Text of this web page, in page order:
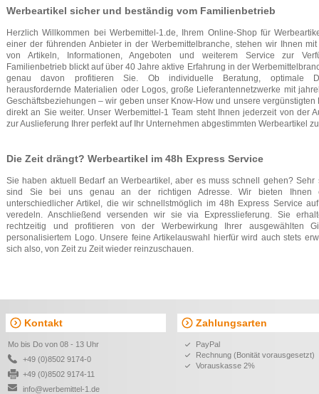
Werbeartikel sicher und beständig vom Familienbetrieb
Herzlich Willkommen bei Werbemittel-1.de, Ihrem Online-Shop für
einer der führenden Anbieter in der Werbemittelbranche, stehen wir Ihnen
von Artikeln, Informationen, Angeboten und weiterem Service zur
Familienbetrieb blickt auf über 40 Jahre aktive Erfahrung in der
genau davon profitieren Sie. Ob individuelle Beratung, optimale
herausfordernde Materialien oder Logos, große Lieferantennetzwerke mit
Geschäftsbeziehungen – wir geben unser Know-How und unsere vergünstigten
direkt an Sie weiter. Unser Werbemittel-1 Team steht Ihnen jederzeit von der
zur Auslieferung Ihrer perfekt auf Ihr Unternehmen abgestimmten Werbeartikel
Die Zeit drängt? Werbeartikel im 48h Express Service
Sie haben aktuell Bedarf an Werbeartikel, aber es muss schnell gehen? Sehr
sind Sie bei uns genau an der richtigen Adresse. Wir bieten Ihnen
unterschiedlicher Artikel, die wir schnellstmöglich im 48h Express Service
veredeln. Anschließend versenden wir sie via Expresslieferung. Sie
rechtzeitig und profitieren von der Werbewirkung Ihrer ausgewählten
personalisiertem Logo. Unsere feine Artikelauswahl hierfür wird auch stets
sich also, von Zeit zu Zeit wieder reinzuschauen.
Kontakt
Mo bis Do von 08 - 13 Uhr
+49 (0)8502 9174-0
+49 (0)8502 9174-11
info@werbemittel-1.de
Zahlungsarten
PayPal
Rechnung (Bonität vorausgesetzt)
Vorauskasse 2%